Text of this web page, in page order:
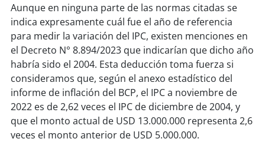
Aunque en ninguna parte de las normas citadas se
indica expresamente cuál fue el año de referencia
para medir la variación del IPC, existen menciones en
el Decreto N° 8.894/2023 que indicarían que dicho año
habría sido el 2004. Esta deducción toma fuerza si
consideramos que, según el anexo estadístico del
informe de inflación del BCP, el IPC a noviembre de
2022 es de 2,62 veces el IPC de diciembre de 2004, y
que el monto actual de USD 13.000.000 representa 2,6
veces el monto anterior de USD 5.000.000.